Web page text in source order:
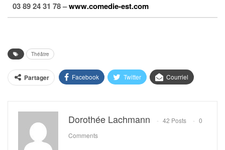
03 89 24 31 78 –www.comedie-est.com
Théâtre
Partager Facebook Twitter Courriel
Dorothée Lachmann 42 Posts
0
Comments